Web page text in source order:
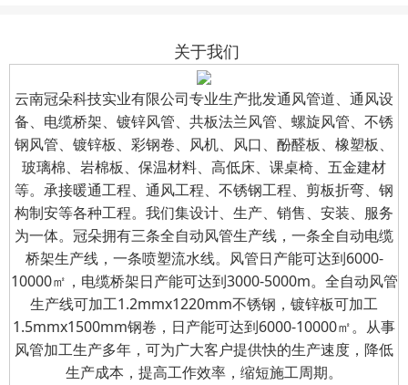
司总经理亲自前往车间，为
公司的退伍军人送上节日的
诚挚问候与精心准备的慰问
礼品。
贸有限公司）名称已变
更，开票信息已进行变
更；自2025年7月31日
起，所有向我公司支付的
款项及索取发票，请使用
新的开票信息。
业”）。
关于我们
云南冠朵科技实业有限公司专业生产批发通风管道、通风设
备、电缆桥架、镀锌风管、共板法兰风管、螺旋风管、不锈
钢风管、镀锌板、彩钢卷、风机、风口、酚醛板、橡塑板、
玻璃棉、岩棉板、保温材料、高低床、课桌椅、五金建材
等。承接暖通工程、通风工程、不锈钢工程、剪板折弯、钢
构制安等各种工程。我们集设计、生产、销售、安装、服务
为一体。冠朵拥有三条全自动风管生产线，一条全自动电缆
桥架生产线，一条喷塑流水线。风管日产能可达到6000-
10000㎡，电缆桥架日产能可达到3000-5000m。全自动风管
生产线可加工1.2mmx1220mm不锈钢，镀锌板可加工
1.5mmx1500mm钢卷，日产能可达到6000-10000㎡。从事
风管加工生产多年，可为广大客户提供快的生产速度，降低
生产成本，提高工作效率，缩短施工周期。